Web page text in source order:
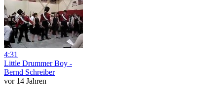
4:31
Little Drummer Boy -
Bernd Schreiber
vor 14 Jahren